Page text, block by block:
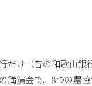
け（昔の和歌山銀
講演会で、8つの農